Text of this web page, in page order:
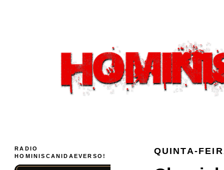
QUINTA-
RADIO
HOMINISCANIDAEVERSO!